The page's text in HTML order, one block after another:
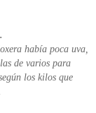
había poca uva,
de varios para
los kilos que